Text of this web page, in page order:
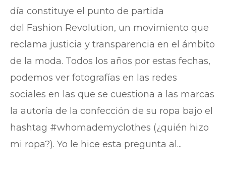
día constituye el punto de partida
del Fashion Revolution, un movimiento que
reclama justicia y transparencia en el ámbito
de la moda. Todos los años por estas fechas,
podemos ver fotografías en las redes
sociales en las que se cuestiona a las marcas
la autoría de la confección de su ropa bajo el
hashtag #whomademyclothes (¿quién hizo
mi ropa?). Yo le hice esta pregunta al...